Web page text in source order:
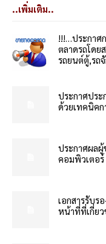
..เพิ่มเติม..
!!!…ประกาศ
ตลาดรถโดย
รถยนต์ตู้,รถจั
ประกาศประ
ด้วยเทคนิคก
ประกาศผลผู้
คอมพิวเตอร์
เอกสารรับร
หน้าที่ที่เกี่ยว